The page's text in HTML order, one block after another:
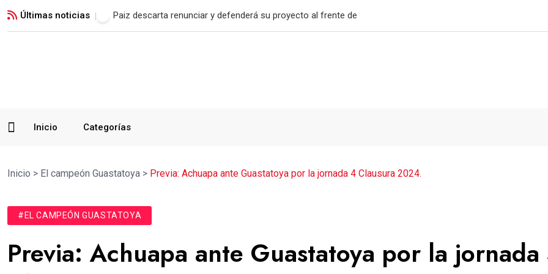
Últimas noticias Jorge Vega: un legado que trasciende las medallas
Inicio Categorías
Inicio > El campeón Guastatoya > Previa: Achuapa ante Guastatoya por la jornada 4 Clausura 2024.
#EL CAMPEÓN GUASTATOYA
Previa: Achuapa ante Guastatoya por la